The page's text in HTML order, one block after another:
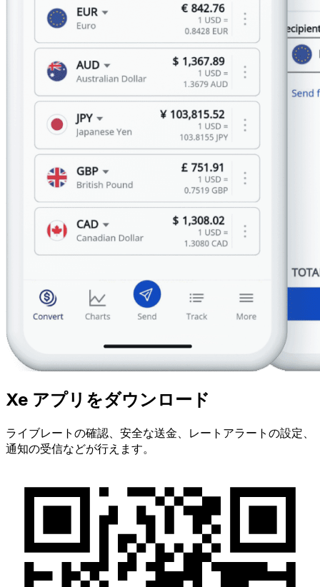
Xe アプリをダウンロード
ライブレートの確認、安全な送金、レートアラートの設定、
通知の受信などが行えます。